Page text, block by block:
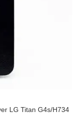
LG Titan G4s/H734